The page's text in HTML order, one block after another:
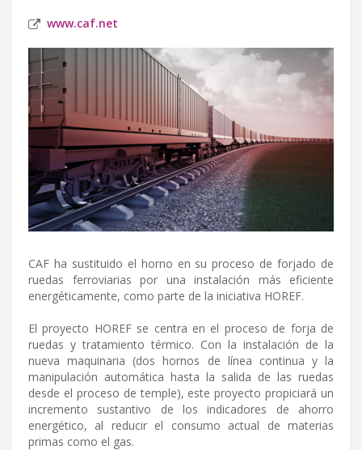
www.caf.net
CAF ha sustituido el horno en su proceso de forjado de
ruedas ferroviarias por una instalación más eficiente
energéticamente, como parte de la iniciativa HOREF.
El proyecto HOREF se centra en el proceso de forja de
ruedas y tratamiento térmico. Con la instalación de la
nueva maquinaria (dos hornos de línea continua y la
manipulación automática hasta la salida de las ruedas
desde el proceso de temple), este proyecto propiciará un
incremento sustantivo de los indicadores de ahorro
energético, al reducir el consumo actual de materias
primas como el gas.